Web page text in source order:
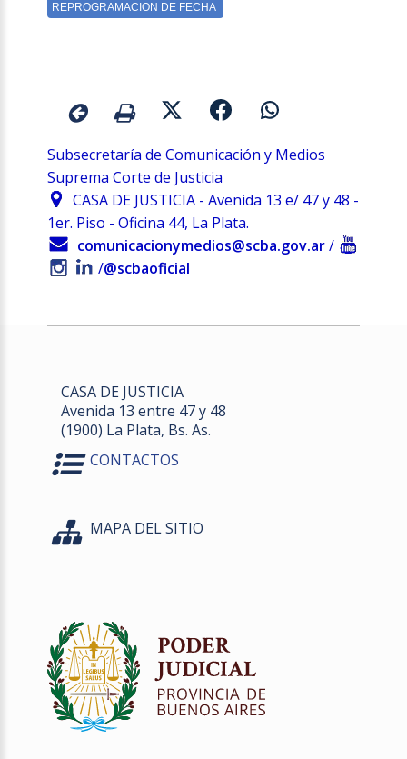
Subsecretaría de Comunicación y Medios
Suprema Corte de Justicia
CASA DE JUSTICIA - Avenida 13 e/ 47 y 48 -
1er. Piso - Oficina 44, La Plata.
comunicacionymedios@scba.gov.ar /
/@scbaoficial
CASA DE JUSTICIA
Avenida 13 entre 47 y 48
(1900) La Plata, Bs. As.
CONTACTOS
MAPA DEL SITIO